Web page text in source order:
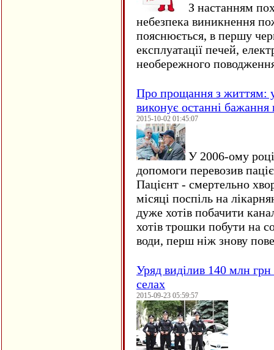
З настанням
небезпека виникнення
пояснюється, в першу
експлуатації печей,
необережного
Про прощання з життям:
виконує останні
2015-10-02 01:45:07
У 2006-ому
допомоги перевозив
Пацієнт - смертельно
місяці поспіль на
дуже хотів побачити
хотів трошки побути на
води, перш ніж знову
Уряд виділив 140 млн
селах
2015-09-23 05:59:57